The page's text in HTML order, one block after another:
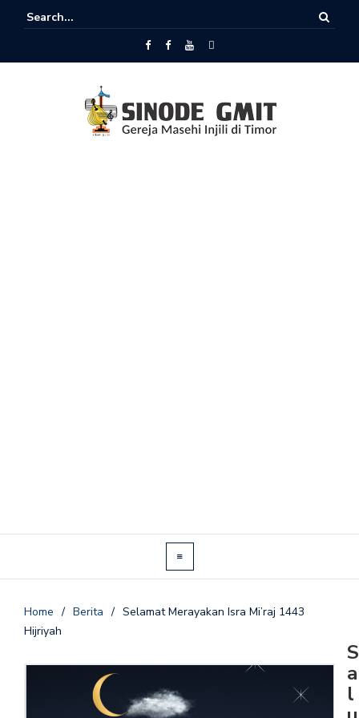
Home / Berita / Selamat Merayakan Isra Mi’raj 1443
Hijriyah
S
a
l